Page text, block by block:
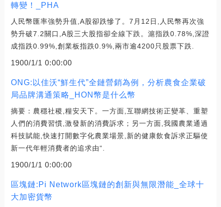
轉變！_PHA
人民幣匯率強勢升值,A股卻跌慘了。7月12日,人民幣再次強
勢升破7.2關口,A股三大股指卻全線下跌。滬指跌0.78%,深證
成指跌0.99%,創業板指跌0.9%,兩市逾4200只股票下跌.
1900/1/1 0:00:00
ONG:以佳沃“鮮生代”全鏈營銷為例，分析農食企業破
局品牌溝通策略_HON幣是什么幣
摘要：農穩社稷,糧安天下。一方面,互聯網技術正變革、重塑
人們的消費習慣,激發新的消費訴求；另一方面,我國農業通過
科技賦能,快速打開數字化農業場景,新的健康飲食訴求正驅使
新一代年輕消費者的追求由“.
1900/1/1 0:00:00
區塊鏈:Pi Network區塊鏈的創新與無限潛能_全球十
大加密貨幣